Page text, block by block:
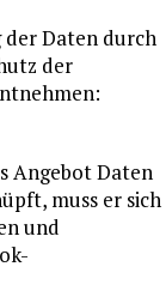
der Daten durch
der
Angebot Daten
muss er sich
und